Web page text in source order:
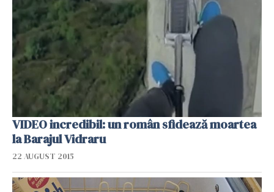
VIDEO incredibil: un român sfidează moartea
la Barajul Vidraru
22 AUGUST 2015